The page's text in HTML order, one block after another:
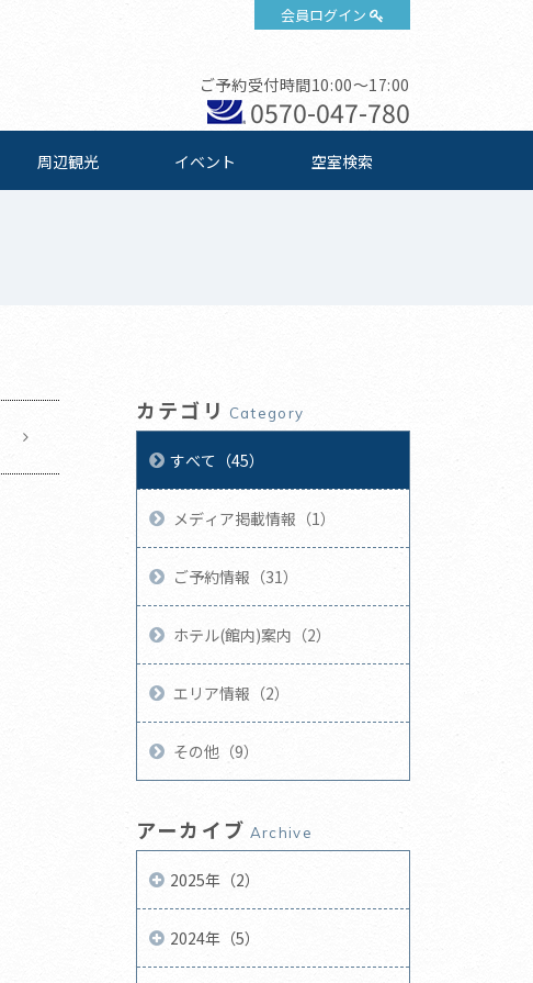
会員ログイン
ご予約受付時間10:00～17:00
0570-047-780
周辺観光 イベント 空室検索
カテゴリ Category
すべて（45）
メディア掲載情報（1）
ご予約情報（31）
ホテル(館内)案内（2）
エリア情報（2）
その他（9）
アーカイブ Archive
2025年（2）
2024年（5）